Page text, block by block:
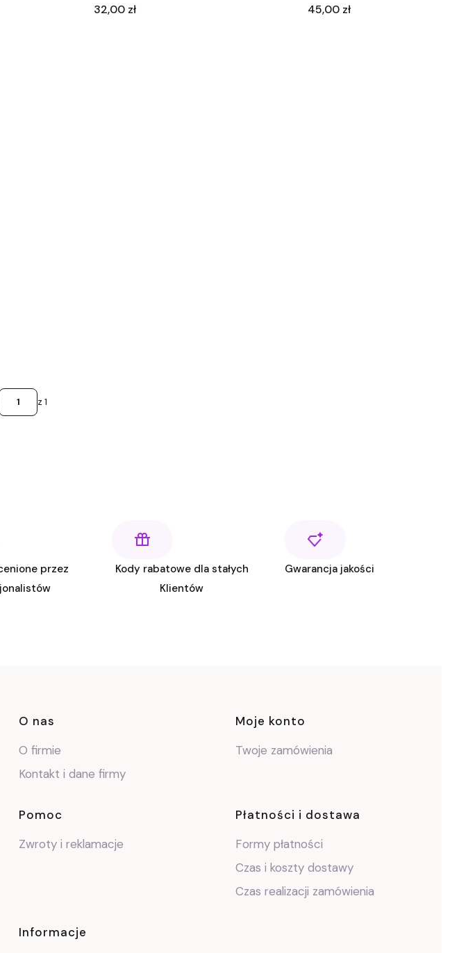
Cena
32,00 zł Cena
45,00 zł
z 1
przez
Kody rabatowe dla stałych
Klientów
Gwarancja jakości
Linki w stopce
O nas
O firmie
Kontakt i dane firmy
Moje konto
Twoje zamówienia
Pomoc
Zwroty i reklamacje
Płatności i dostawa
Formy płatności
Czas i koszty dostawy
Czas realizacji zamówienia
Informacje